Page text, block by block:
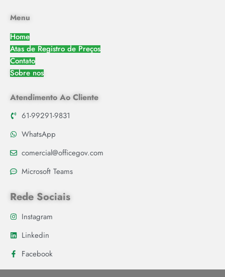
Menu
Home
Atas de Registro de Preços
Contato
Sobre nos
Atendimento Ao Cliente
61-99291-9831
WhatsApp
comercial@officegov.com
Microsoft Teams
Rede Sociais
Instagram
Linkedin
Facebook